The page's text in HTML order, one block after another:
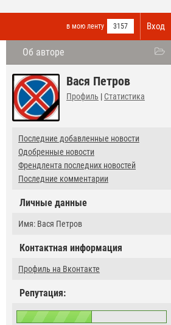
Вход
в мою ленту 3157
Об авторе
Вася Петров
Профиль | Статистика
Последние добавленные новости
Одобренные новости
Френдлента последних новостей
Последние комментарии
Личные данные
Имя: Вася Петров
Контактная информация
Профиль на Вконтакте
Репутация: